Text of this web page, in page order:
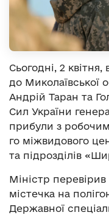
Сьогодні, 2 квітня,
до Миколаївської
Андрій Таран та
Сил України
прибули з
го міжвидового
та підрозділів
Міністр
містечка на
Державної